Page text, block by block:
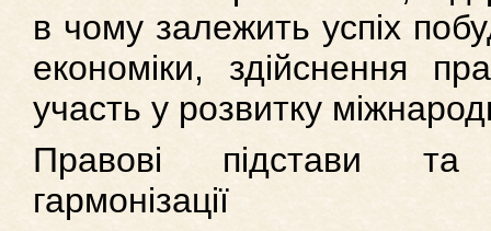
в чому залежить успіх
економіки, здійснення
участь у розвитку
Правові підстави та
гармонізації